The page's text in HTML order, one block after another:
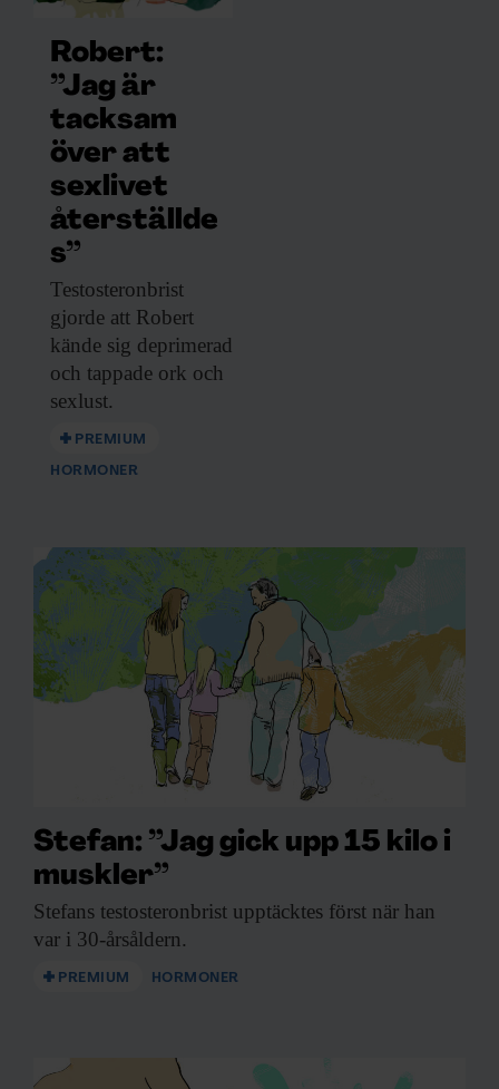
Robert:
”Jag är
tacksam
över att
sexlivet
återställde
s”
Testosteronbrist
gjorde att Robert
kände sig deprimerad
och tappade ork och
sexlust.
PREMIUM
HORMONER
Stefan: ”Jag gick upp 15 kilo i
muskler”
Stefans testosteronbrist upptäcktes först när han
var i 30-årsåldern.
PREMIUM HORMONER